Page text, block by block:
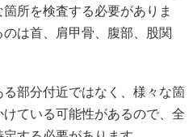
所を検査する必要がありま
は首、肩甲骨、腹部、股関
部分付近ではなく、様々な箇
ている可能性があるので、全